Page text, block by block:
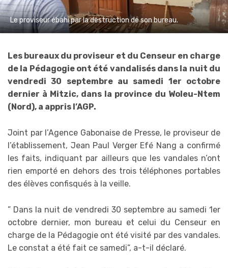
Le proviseur ébahi par la destruction de son bureau.
Les bureaux du proviseur et du Censeur en charge
de la Pédagogie ont été vandalisés dans la nuit du
vendredi 30 septembre au samedi 1er octobre
dernier à Mitzic, dans la province du Woleu-Ntem
(Nord), a appris l’AGP.
Joint par l’Agence Gabonaise de Presse, le proviseur de
l’établissement, Jean Paul Verger Efé Nang a confirmé
les faits, indiquant par ailleurs que les vandales n’ont
rien emporté en dehors des trois téléphones portables
des élèves confisqués à la veille.
” Dans la nuit de vendredi 30 septembre au samedi 1er
octobre dernier, mon bureau et celui du Censeur en
charge de la Pédagogie ont été visité par des vandales.
Le constat a été fait ce samedi”, a-t-il déclaré.